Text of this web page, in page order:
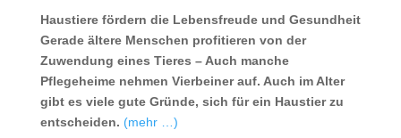
Haustiere fördern die Lebensfreude und Gesundheit
Gerade ältere Menschen profitieren von der
Zuwendung eines Tieres – Auch manche
Pflegeheime nehmen Vierbeiner auf. Auch im Alter
gibt es viele gute Gründe, sich für ein Haustier zu
entscheiden. (mehr …)